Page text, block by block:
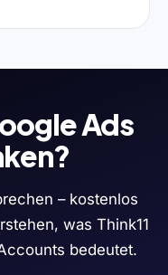
Ads
– kostenlos
was Think11
bedeutet.